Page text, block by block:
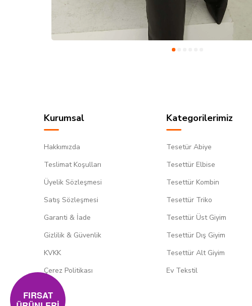
Kurumsal
Hakkımızda
Teslimat Koşulları
Üyelik Sözleşmesi
Satış Sözleşmesi
Garanti & İade
Gizlilik & Güvenlik
KVKK
Çerez Politikası
Kategorilerimiz
Tesetür Abiye
Tesettür Elbise
Tesettür Kombin
Tesettür Triko
Tesettür Üst Giyim
Tesettür Dış Giyim
Tesettür Alt Giyim
Ev Tekstil
FIRSAT